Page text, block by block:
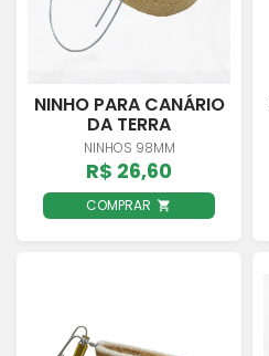
NINHO PARA CANÁRIO
DA TERRA
NINHOS 98MM
R$ 26,60
COMPRAR